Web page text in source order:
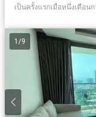
เป็นครั้งแรกเมื่อหนึ่งเดือน
1 /9